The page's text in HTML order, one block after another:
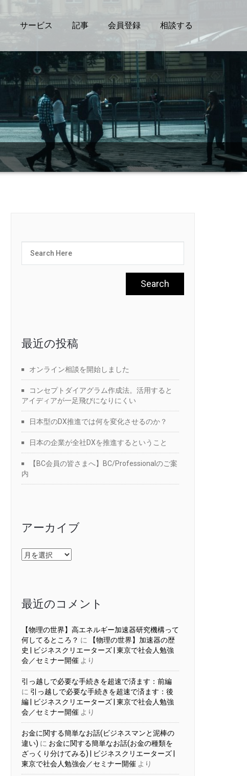
サービス 記事 会員登録 相談する
最近の投稿
オンライン相談を開始しました
コンセプトダイアグラム作成法。活用すると
アイディアが一足飛びになりにくい
日本型のDX推進では何を変化させるのか？
日本の企業が全社DXを推進するということ
【BC会員の皆さまへ】BC/Professionalのご案
内
アーカイブ
ア
ー
最近のコメント
【物理の世界】高エネルギー加速器研究機構って
何してるところ？ に
【物理の世界】加速器の歴
史 | ビジネスクリエーターズ | 東京で社会人勉強
会／セミナー開催 より
引っ越しで必要な手続きを超速で済ます：前編
に 引っ越しで必要な手続きを超速で済ます：後
編 | ビジネスクリエーターズ | 東京で社会人勉強
会／セミナー開催 より
お金に関する簡単なお話(ビジネスマンと泥棒の
違い) に お金に関する簡単なお話(お金の種類を
ざっくり分けてみる) | ビジネスクリエーターズ |
東京で社会人勉強会／セミナー開催 より